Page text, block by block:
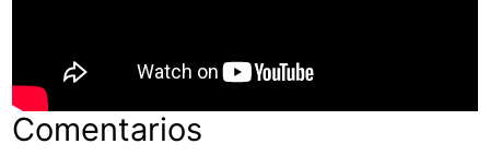
Comentarios